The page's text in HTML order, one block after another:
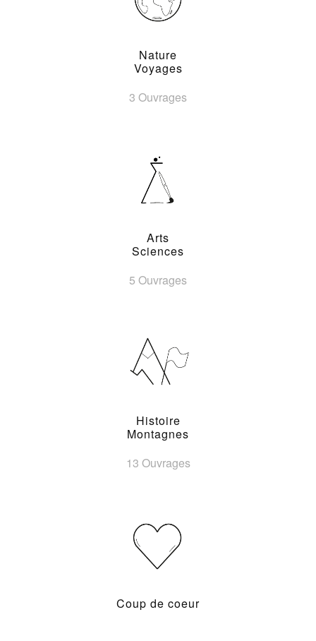
Nature
Voyages
3 Ouvrages
Arts
Sciences
5 Ouvrages
Histoire
Montagnes
13 Ouvrages
Coup de coeur